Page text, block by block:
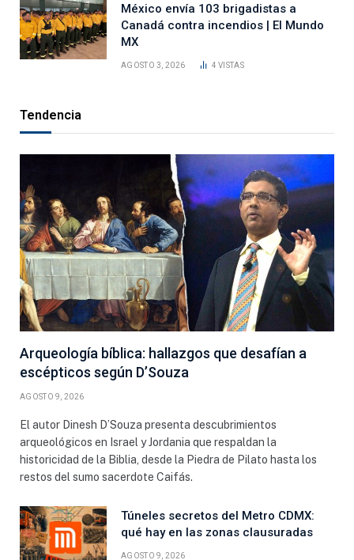
México envía 103 brigadistas a
Canadá contra incendios | El Mundo
MX
AGOSTO 3, 2026 4VISTAS
Tendencia
Arqueología bíblica: hallazgos que desafían a
escépticos según D’Souza
AGOSTO 9, 2026
El autor Dinesh D’Souza presenta descubrimientos
arqueológicos en Israel y Jordania que respaldan la
historicidad de la Biblia, desde la Piedra de Pilato hasta los
restos del sumo sacerdote Caifás.
Túneles secretos del Metro CDMX:
qué hay en las zonas clausuradas
AGOSTO 9, 2026